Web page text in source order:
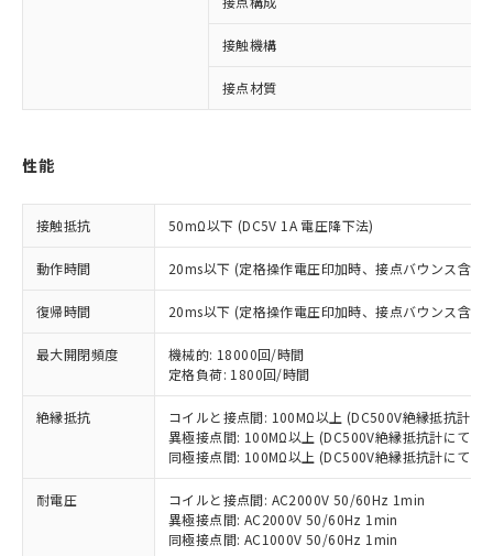
接触機構
接点材質
性能
接触抵抗 50mΩ以下 (DC5V 1A 電圧降下法)
動作時間 20ms以下 (定格操作電圧印加時、接点バウンス含ま
復帰時間 20ms以下 (定格操作電圧印加時、接点バウンス含ま
最大開閉頻度
機械的: 18000回/時間
定格負荷: 1800回/時間
絶縁抵抗
コイルと接点間: 100MΩ以上 (DC500V絶縁抵抗計に
異極接点間: 100MΩ以上 (DC500V絶縁抵抗計にて)
同極接点間: 100MΩ以上 (DC500V絶縁抵抗計にて)
耐電圧
コイルと接点間: AC2000V 50/60Hz 1min
異極接点間: AC2000V 50/60Hz 1min
同極接点間: AC1000V 50/60Hz 1min
ご利用条件
以下の条件をお読みいただき、同意のうえ
ご利用ください。
本サービスは、当社制御機器事業取扱
商品の当社在庫状況および標準価格
(税抜)を提供させていただくもので
当社制御機器事業取扱商品の中には、
本サービスの対象外となる商品もある
ことをご了承ください。
在庫状況および標準価格照会結果は、
※1 対応状況
す。
対応予定：EU RoHS指令（10物質）の非含
有に対応した製品に切り替える予定のある
商品です。
対応予定なし：EU RoHS指令（10物質）の
非含有に非対応の商品で、対応品を出す予
定はありません。
調査・確認中：EU RoHS指令（10物質）の
非含有の対応状況を調査中または確認中の
商品です。
非該当品：ライセンス料など無形物で、有
害物質有無と関係のない商品です。
仕入先様の事情により、非含有部品として
いたものが、含有品と判明した場合などや
むを得ず変更することがあります。
※1 中国RoHS○×表
「○」：最大均質材料含有率が中国RoHSの
基準値以下であることを示します。
「×」：最大均質材料含有率が中国RoHSの
基準値を超えていることを示します。
「－」：未確認です。当社販売部門へお問
い合わせください。
当社は、これら貴社製品のうち、外国
為替および外国貿易法に定める商品
（以下｢規制貨物等」という）を輸出